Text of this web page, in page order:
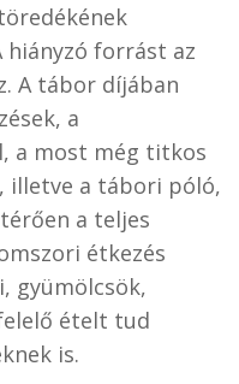
hiányzó forrást az
A tábor díjában
a
a most még titkos
illetve a tábori póló,
a teljes
étkezés
gyümölcsök,
ételt tud
is.